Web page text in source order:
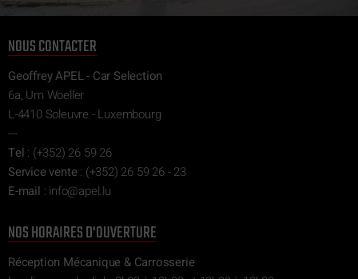
NOUS CONTACTER
Geoffrey APEL - Car Selection
6a, Um Woeller
L-4410 Soleuvre - Luxembourg
---
Tel : (+352) 26 59 26
Service vente: (+352) 26 59 26 - 23
E-mail : ul.l
epa@of
ni
NOS HORAIRES D'OUVERTURE
Réception Mécanique & Carrosserie